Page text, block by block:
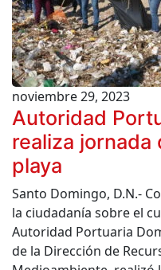
noviembre 29, 2023
Autoridad
realiza jornada
playa
Santo Domingo, D.N.-
la ciudadanía sobre el
Autoridad Portuaria
de la Dirección de